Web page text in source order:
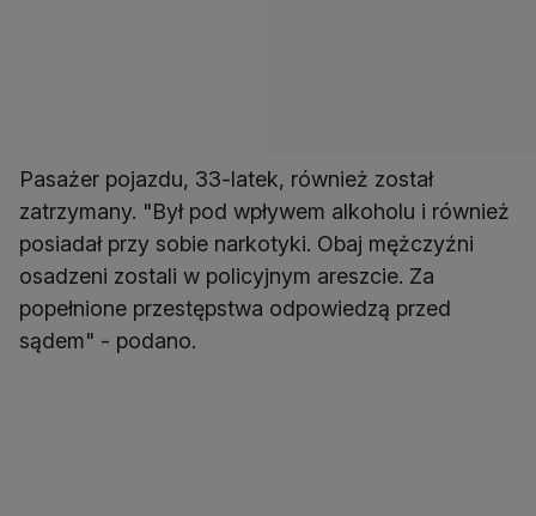
Pasażer pojazdu, 33-latek, również został
zatrzymany. "Był pod wpływem alkoholu i również
posiadał przy sobie narkotyki. Obaj mężczyźni
osadzeni zostali w policyjnym areszcie. Za
popełnione przestępstwa odpowiedzą przed
sądem" - podano.